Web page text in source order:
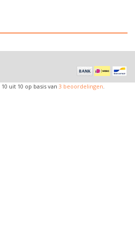
10 uit 10 op basis van 3 beoordelingen.